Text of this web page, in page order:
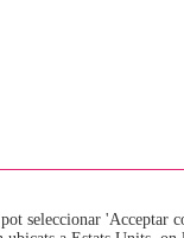
EOI ·
seleccionar